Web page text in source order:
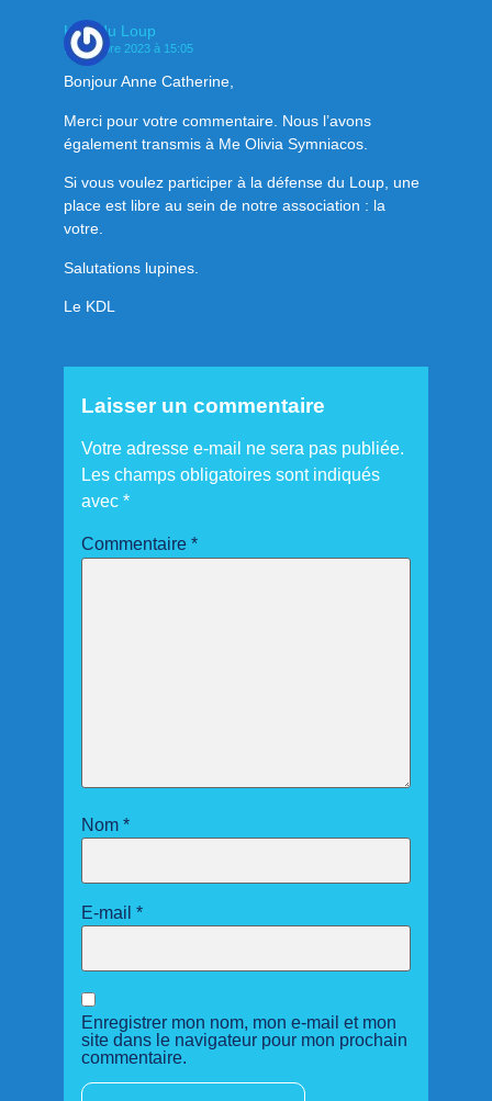
Klan du Loup
13 octobre 2023 à 15:05
Bonjour Anne Catherine,
Merci pour votre commentaire. Nous l’avons
également transmis à Me Olivia Symniacos.
Si vous voulez participer à la défense du Loup, une
place est libre au sein de notre association : la
votre.
Salutations lupines.
Le KDL
Laisser un commentaire
Votre adresse e-mail ne sera pas publiée.
Les champs obligatoires sont indiqués
avec *
Commentaire *
Nom *
E-mail *
Enregistrer mon nom, mon e-mail et mon
site dans le navigateur pour mon prochain
commentaire.